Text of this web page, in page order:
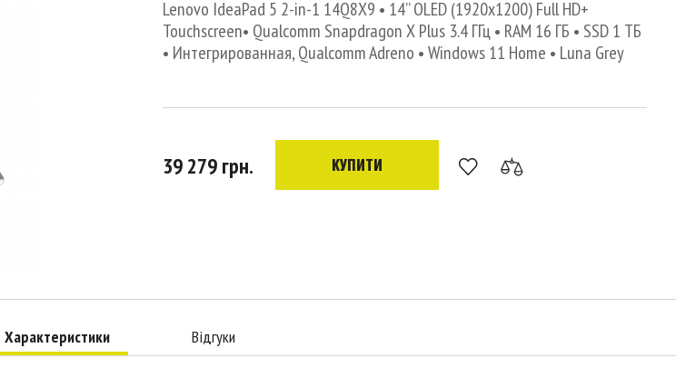
Lenovo IdeaPad 5 2-in-1 14Q8X9 • 14’’ OLED (1920x1200) Full HD+
Touchscreen• Qualcomm Snapdragon X Plus 3.4 ГГц • RAM 16 ГБ • SSD 1 ТБ
• Интегрированная, Qualcomm Adreno • Windows 11 Home • Luna Grey
39 279 грн. КУПИТИ
Характеристики Відгуки